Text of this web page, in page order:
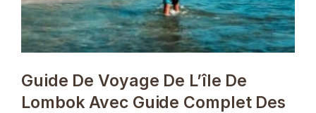
Guide De Voyage De L’île De
Lombok Avec Guide Complet Des